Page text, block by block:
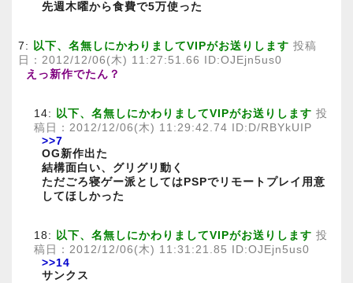
先週木曜から食費で5万使った
7: 以下、名無しにかわりましてVIPがお送りします 投稿
日：2012/12/06(木) 11:27:51.66 ID:OJEjn5us0
えっ新作でたん？
14: 以下、名無しにかわりましてVIPがお送りします 投
稿日：2012/12/06(木) 11:29:42.74 ID:D/RBYkUIP
>>7
OG新作出た
結構面白い、グリグリ動く
ただごろ寝ゲー派としてはPSPでリモートプレイ用意
してほしかった
18: 以下、名無しにかわりましてVIPがお送りします 投
稿日：2012/12/06(木) 11:31:21.85 ID:OJEjn5us0
>>14
サンクス